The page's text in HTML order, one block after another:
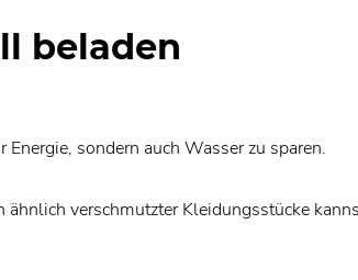
beladen
sondern auch Wasser zu sparen.
verschmutzter Kleidungsstücke